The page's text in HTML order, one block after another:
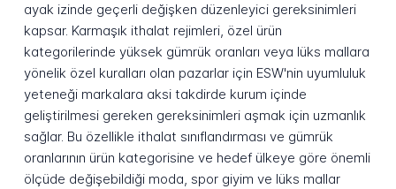
ayak izinde geçerli değişken düzenleyici gereksinimleri
kapsar. Karmaşık ithalat rejimleri, özel ürün
kategorilerinde yüksek gümrük oranları veya lüks mallara
yönelik özel kuralları olan pazarlar için ESW'nin uyumluluk
yeteneği markalara aksi takdirde kurum içinde
geliştirilmesi gereken gereksinimleri aşmak için uzmanlık
sağlar. Bu özellikle ithalat sınıflandırması ve gümrük
oranlarının ürün kategorisine ve hedef ülkeye göre önemli
ölçüde değişebildiği moda, spor giyim ve lüks mallar